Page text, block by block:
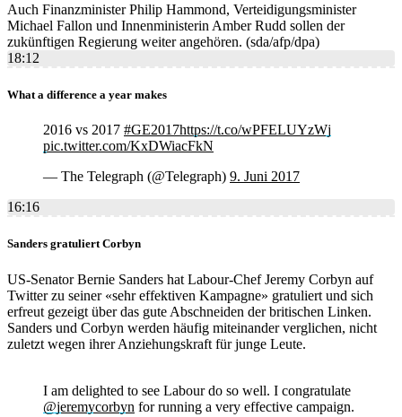
Auch Finanzminister Philip Hammond, Verteidigungsminister
Michael Fallon und Innenministerin Amber Rudd sollen der
zukünftigen Regierung weiter angehören. (sda/afp/dpa)
18:12
What a difference a year makes
2016 vs 2017 #GE2017https://t.co/wPFELUYzWj
pic.twitter.com/KxDWiacFkN
— The Telegraph (@Telegraph) 9. Juni 2017
16:16
Sanders gratuliert Corbyn
US-Senator Bernie Sanders hat Labour-Chef Jeremy Corbyn auf
Twitter zu seiner «sehr effektiven Kampagne» gratuliert und sich
erfreut gezeigt über das gute Abschneiden der britischen Linken.
Sanders und Corbyn werden häufig miteinander verglichen, nicht
zuletzt wegen ihrer Anziehungskraft für junge Leute.
I am delighted to see Labour do so well. I congratulate
@jeremycorbyn for running a very effective campaign.